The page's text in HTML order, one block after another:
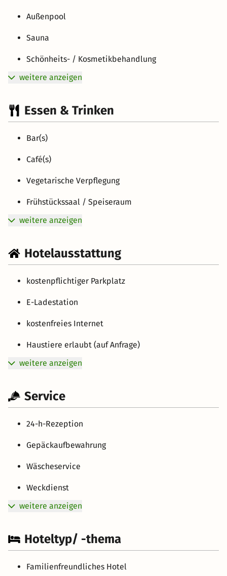
Außenpool
Sauna
Schönheits- / Kosmetikbehandlung
weitere anzeigen
Essen & Trinken
Bar(s)
Café(s)
Vegetarische Verpflegung
Frühstückssaal / Speiseraum
weitere anzeigen
Hotelausstattung
kostenpflichtiger Parkplatz
E-Ladestation
kostenfreies Internet
Haustiere erlaubt (auf Anfrage)
weitere anzeigen
Service
24-h-Rezeption
Gepäckaufbewahrung
Wäscheservice
Weckdienst
weitere anzeigen
Hoteltyp/ -thema
Familienfreundliches Hotel